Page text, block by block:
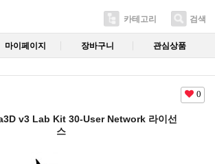
카테고리 검색
마이페이지 장바구니 관심상품
0
v3 Lab Kit 30-User Network 라이선
스